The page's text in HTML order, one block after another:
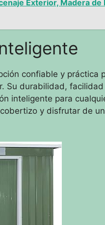
Exterior, Madera de
confiable y práctica
Su durabilidad,
inteligente para
y disfrutar de